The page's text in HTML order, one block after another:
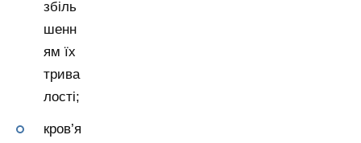
збіль
шенн
ям їх
трива
лості;
кров’я